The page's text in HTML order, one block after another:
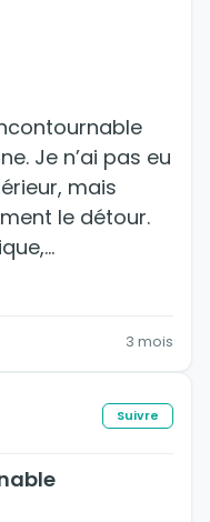
Je n’ai pas eu
mais
le détour.
3 mois
Suivre